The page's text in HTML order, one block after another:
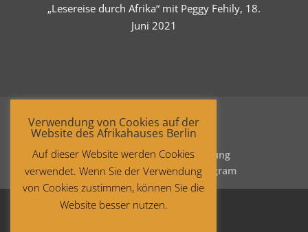
„Lesereise durch Afrika“ mit Peggy Fehily, 18.
Juni 2021
Startseite
Datenschutzerklärung
Impressum
Facebook Instagram
Verwendung von Cookies auf der
Website des Afrikahauses Berlin
Auf dieser Website werden Cookies
verwendet. Wenn Sie der Verwendung
von Cookies zustimmen, können Sie die
Website besser nutzen.